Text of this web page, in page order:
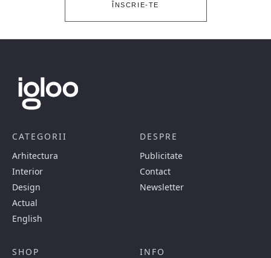
ÎNSCRIE-TE
CATEGORII
Arhitectura
Interior
Design
Actual
English
DESPRE
Publicitate
Contact
Newsletter
SHOP
INFO